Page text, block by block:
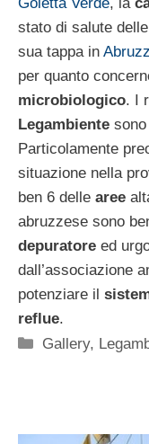
stato di salute
sua tappa in
per quanto
microbiologico. I
Legambiente
Particolamente
situazione nella
ben 6 delle aree
abruzzese sono
depuratore ed
dall’associazione
potenziare il
reflue.
Categorie
Gallery,